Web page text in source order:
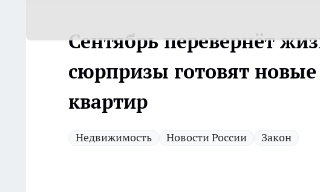
Сентябрь перевернёт
сюрпризы готовят
квартир
Недвижимость Новости России Закон